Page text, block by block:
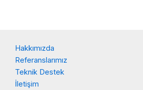
Hakkımızda
Referanslarımız
Teknik Destek
İletişim